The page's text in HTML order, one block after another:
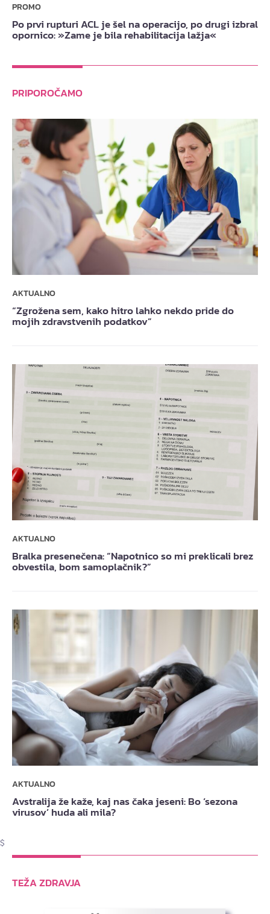
PROMO
Po prvi rupturi ACL je šel na operacijo, po drugi izbral
opornico: »Zame je bila rehabilitacija lažja«
PRIPOROČAMO
AKTUALNO
“Zgrožena sem, kako hitro lahko nekdo pride do
mojih zdravstvenih podatkov”
AKTUALNO
Bralka presenečena: “Napotnico so mi preklicali brez
obvestila, bom samoplačnik?”
AKTUALNO
Avstralija že kaže, kaj nas čaka jeseni: Bo ‘sezona
virusov’ huda ali mila?
$
TEŽA ZDRAVJA